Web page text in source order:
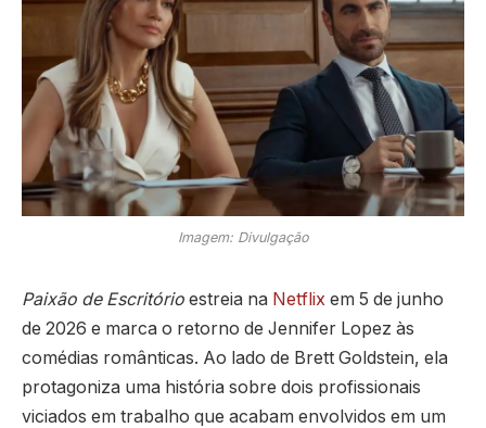
Imagem: Divulgação
Paixão de Escritório estreia na Netflix em 5 de junho
de 2026 e marca o retorno de Jennifer Lopez às
comédias românticas. Ao lado de Brett Goldstein, ela
protagoniza uma história sobre dois profissionais
viciados em trabalho que acabam envolvidos em um